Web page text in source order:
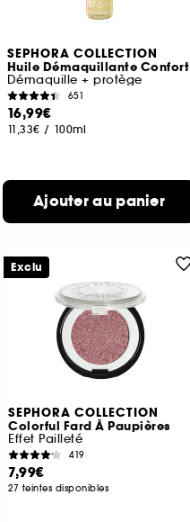
SEPHORA COLLECTION
Huile Démaquillante Confort
Démaquille + protège
651
16,99€
11,33€ / 100ml
Ajouter au panier
SEPHORA COLLECTION
Colorful Fard À Paupières
Effet Pailleté
419
7,99€
27 teintes disponibles
Exclu